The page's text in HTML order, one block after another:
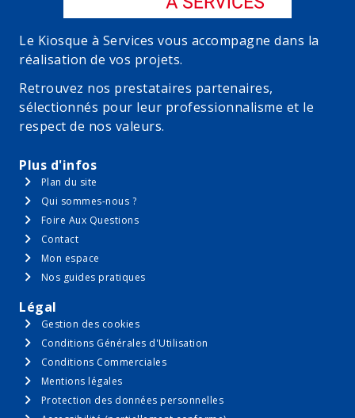
Le Kiosque à Services vous accompagne dans la
réalisation de vos projets.
Retrouvez nos prestataires partenaires,
sélectionnés pour leur professionnalisme et le
respect de nos valeurs.
Plus d'infos
Plan du site
Qui sommes-nous ?
Foire Aux Questions
Contact
Mon espace
Nos guides pratiques
Légal
Gestion des cookies
Conditions Générales d'Utilisation
Conditions Commerciales
Mentions légales
Protection des données personnelles